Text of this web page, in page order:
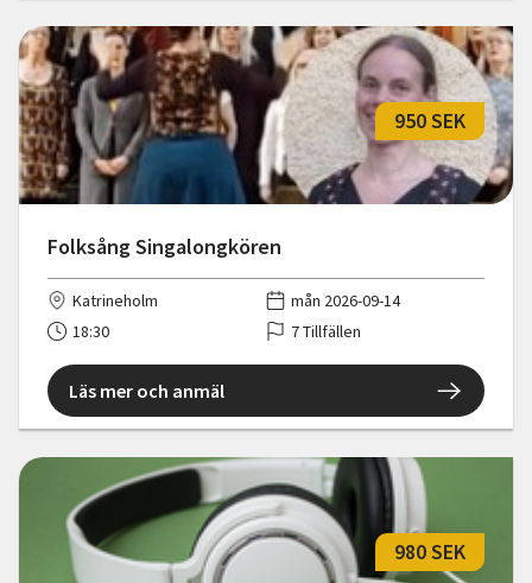
Folksång Singalongkören
950 SEK
Katrineholm
mån 2026-09-14
18:30
7 Tillfällen
Läs mer och anmäl
980 SEK